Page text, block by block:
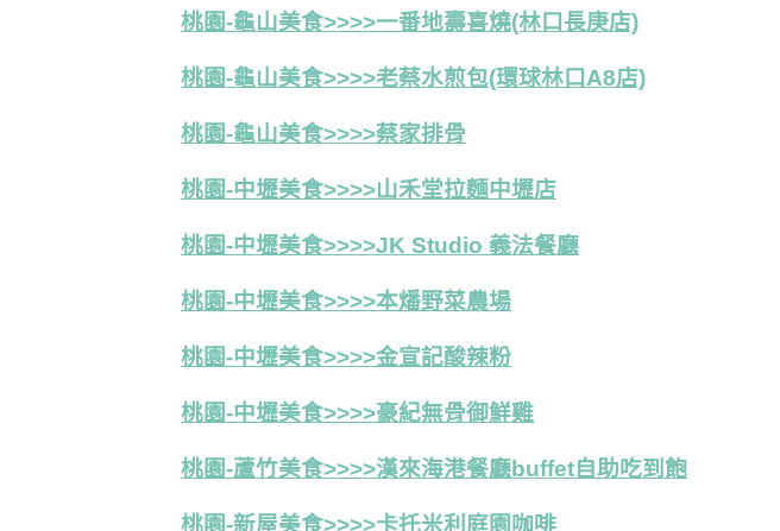
桃園-龜山美食>>>>一番地壽喜燒(林口長庚店)
桃園-龜山美食>>>>老蔡水煎包(環球林口A8店)
桃園-龜山美食>>>>蔡家排骨
桃園-中壢美食>>>>山禾堂拉麵中壢店
桃園-中壢美食>>>>JK Studio 義法餐廳
桃園-中壢美食>>>>本燔野菜農場
桃園-中壢美食>>>>金宣記酸辣粉
桃園-中壢美食>>>>豪紀無骨御鮮雞
桃園-蘆竹美食>>>>漢來海港餐廳buffet自助吃到飽
桃園-新屋美食>>>>卡托米利庭園咖啡